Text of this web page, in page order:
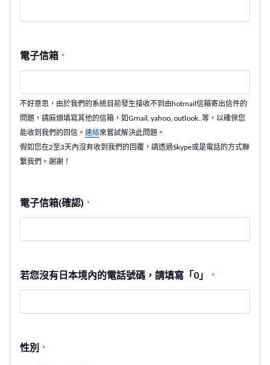
電子信箱 *
不好意思，由於我們的系統目前發生接收不到由hotmail信箱寄出信件的
問題，請麻煩填寫其他的信箱，如Gmail, yahoo, outlook..等，以確保您
能收到我們的回信。 連結來嘗試解決此問題。
假如您在2至3天內沒有收到我們的回覆，請透過Skype或是電話的方式聯
繫我們。謝謝！
電子信箱(確認) *
若您沒有日本境內的電話號碼，請填寫「0」 *
性別 *